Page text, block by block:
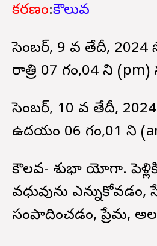
కరణం:కౌలువ
డిసెంబర్, 9 వ తేదీ,
రాత్రి 07 గం,04 ని (pm)
డిసెంబర్, 10 వ తేదీ,
ఉదయం 06 గం,01 ని
కౌలవ- శుభా యోగా.
వధువును ఎన్నుకోవడం,
సంపాదించడం, ప్రేమ,